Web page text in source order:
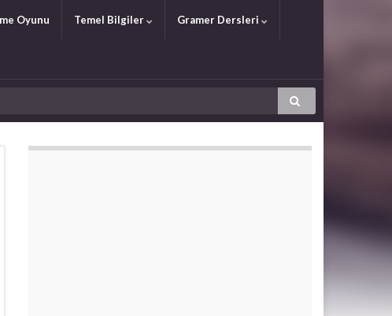
Oyunu Temel Bilgiler Gramer Dersleri